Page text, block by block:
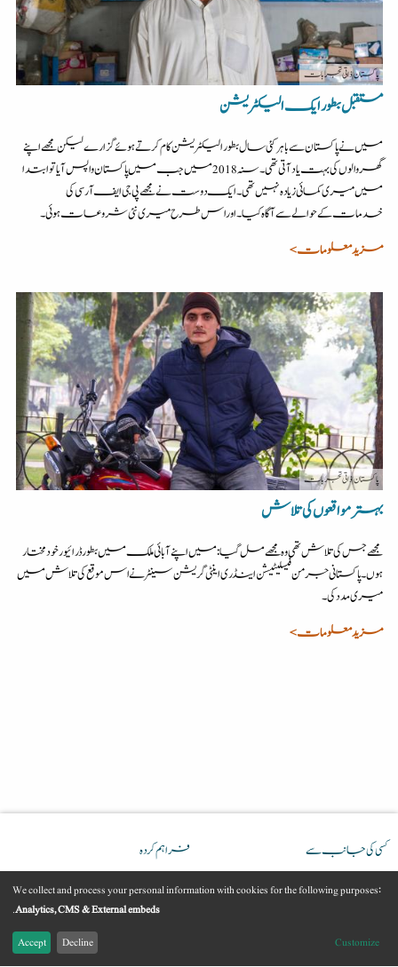
پاکستان| ذاتی تجربات
مستقبل بطور ایک الیکٹریشن
میں نے پاکستان سے باہر کئی سال بطور الیکٹریشن کام کرتے ہوئے گزارے لیکن مجھے اپنے
گھر والوں کی بہت یاد آتی تھی ۔ سنہ 2018 میں جب میں پاکستان واپس آیا تو ابتدا
میں میری کمائی زیادہ نہیں تھی۔ ایک دوست نے مجھے پی جی ایف آر سی کی
خدمات کے حوالے سے آگاہ کیا۔ اور اس طرح میری نئی شروعات ہوئی۔
مزید معلومات >
پاکستان| ذاتی تجربات
بہتر مواقعوں کی تلاش
مجھے جس کی تلاش تھی وہ مجھے مل گیا: میں اپنے آبائی ملک میں بطور ڈرائیور خود مختار
ہوں۔ پاکستانی جرمن فیسلیٹیشن اینڈ ری اینٹی گریشن سینٹر نے اس موقع کی تلاش میں
میری مدد کی۔
مزید معلومات >
کسی کی جانب سے فراہم کردہ
قانونی معلومات
of
We collect and process your personal information with cookies for the following purposes:
Analytics, CMS & External embeds
.
Customize
Decline
Accept